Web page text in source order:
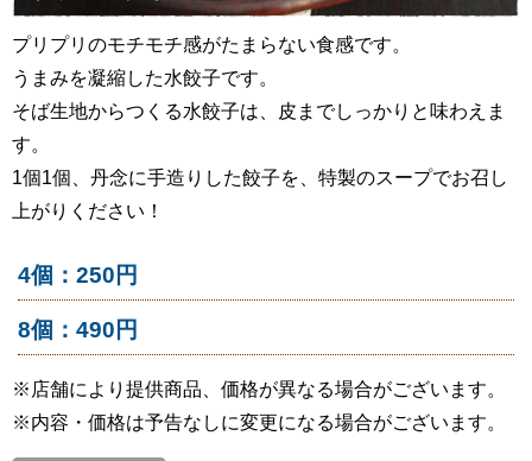
プリプリのモチモチ感がたまらない食感です。
うまみを凝縮した水餃子です。
そば生地からつくる水餃子は、皮までしっかりと味わえま
す。
1個1個、丹念に手造りした餃子を、特製のスープでお召し
上がりください！
4個：250円
8個：490円
※店舗により提供商品、価格が異なる場合がございます。
※内容・価格は予告なしに変更になる場合がございます。